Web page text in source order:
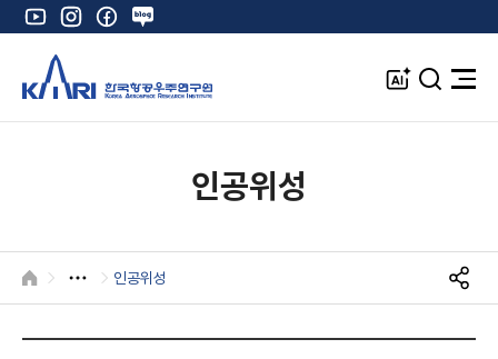
유
튜
인
스
타
그
램
페
이
북
네
이
블
로
K
A
검
전
인공위성
HOME 인공위성
S
N